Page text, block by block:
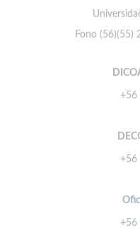
Fono (56)(55)
+56
+56
+56